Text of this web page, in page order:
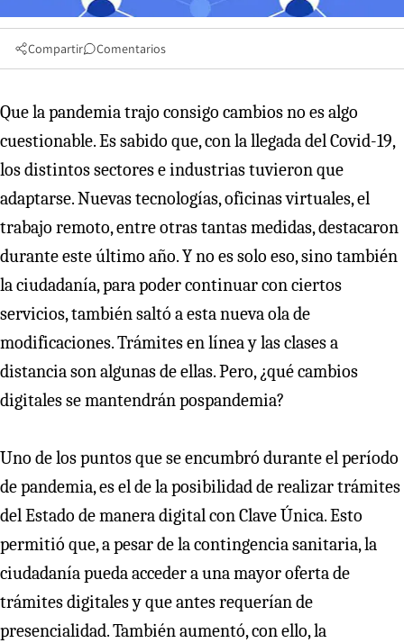
Compartir Comentarios
Que la pandemia trajo consigo cambios no es algo
cuestionable. Es sabido que, con la llegada del Covid-19,
los distintos sectores e industrias tuvieron que
adaptarse. Nuevas tecnologías, oficinas virtuales, el
trabajo remoto, entre otras tantas medidas, destacaron
durante este último año. Y no es solo eso, sino también
la ciudadanía, para poder continuar con ciertos
servicios, también saltó a esta nueva ola de
modificaciones. Trámites en línea y las clases a
distancia son algunas de ellas. Pero, ¿qué cambios
digitales se mantendrán pospandemia?
Uno de los puntos que se encumbró durante el período
de pandemia, es el de la posibilidad de realizar trámites
del Estado de manera digital con Clave Única. Esto
permitió que, a pesar de la contingencia sanitaria, la
ciudadanía pueda acceder a una mayor oferta de
trámites digitales y que antes requerían de
presencialidad. También aumentó, con ello, la